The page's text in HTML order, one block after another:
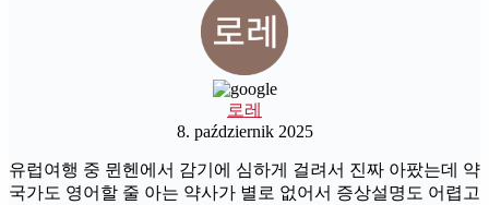
로레
8. październik 2025
유럽여행 중 뮌헨에서 감기에 심하게 걸려서 진짜 아팠는데 약
국가도 영어할 줄 아는 약사가 별로 없어서 증상설명도 어렵고